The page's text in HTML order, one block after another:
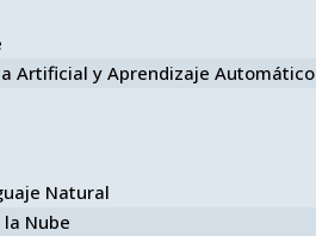
Artificial y Aprendizaje Automático
Natural
Nube